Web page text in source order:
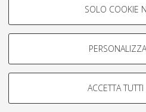
Si tratta di cookie utilizzati per
navigazione degli utenti, creare
Mostra cookie di profilazione
COOKIE TECNICI -
SOLO COOKIE
ACCETTA
Informativa sulla privacy
Condizioni d’uso del sito